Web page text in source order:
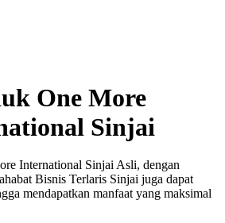
One More
Sinjai
International Sinjai Asli, dengan
Bisnis Terlaris Sinjai juga dapat
mendapatkan manfaat yang maksimal